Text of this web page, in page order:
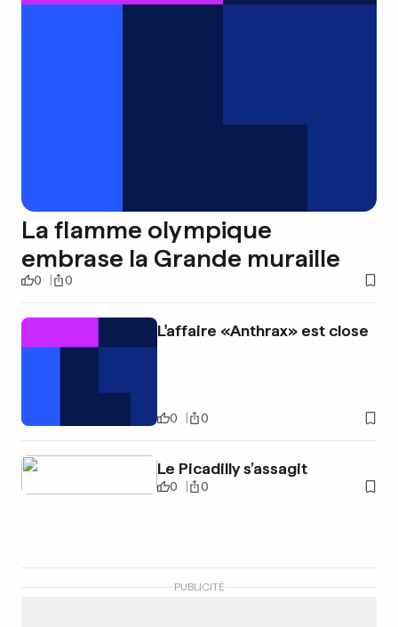
La flamme olympique
embrase la Grande muraille
0 0
L'affaire «Anthrax» est close
0 0
Le Picadilly s’assagit
0 0
PUBLICITÉ